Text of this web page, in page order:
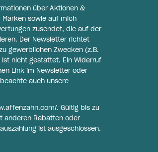
über Aktionen &
sowie auf mich
zusendet, die auf der
Der Newsletter richtet
gewerblichen Zwecken (z.B.
nicht gestattet. Ein Widerruf
Link im Newsletter oder
auch unsere
. Gültig bis zu
anderen Rabatten oder
ist ausgeschlossen.